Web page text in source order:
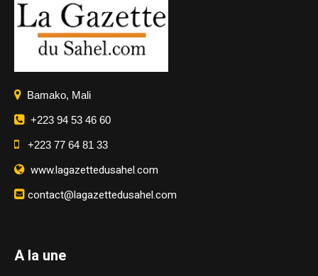
Bamako, Mali
+223 94 53 46 60
+223 77 64 81 33
www.lagazettedusahel.com
contact@lagazettedusahel.com
A la une